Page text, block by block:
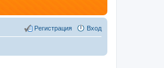
Вход
Регистрация